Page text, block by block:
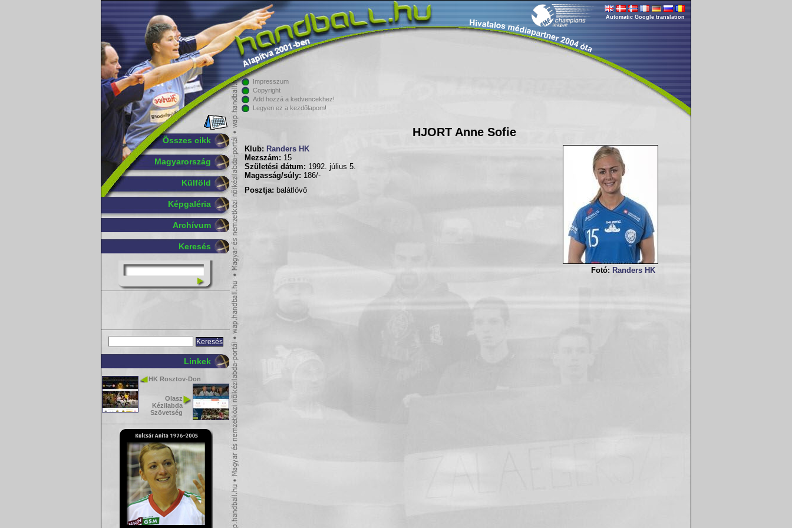
Összes cikk
Magyarország
Külföld
Képgaléria
Archívum
Keresés
Linkek
HK Rosztov-Don
Olasz
Kézilabda
Szövetség
Automatic Google translation
Impresszum
Copyright
Add hozzá a kedvencekhez!
Legyen ez a kezdőlapom!
HJORT Anne Sofie
Klub: Randers HK
Mezszám: 15
Születési dátum: 1992. július 5.
Magasság/súly: 186/-
Posztja: balátlövő
Fotó: Randers HK